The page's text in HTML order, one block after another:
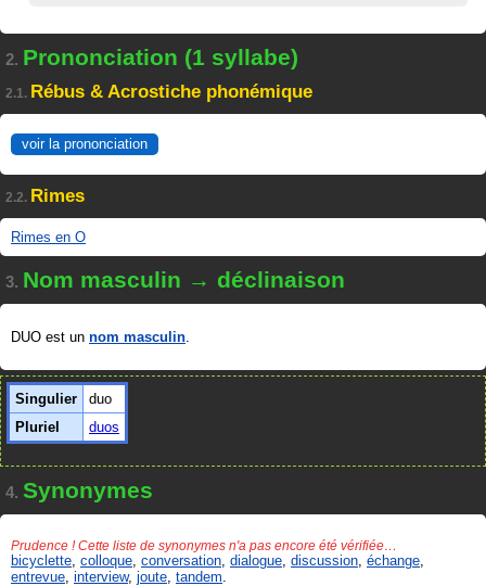
2. Prononciation (1 syllabe)
2.1. Rébus & Acrostiche phonémique
voir la prononciation
2.2. Rimes
Rimes en O
3. Nom masculin → déclinaison
DUO est un nom masculin.
Singulier
duo
Pluriel
duos
4. Synonymes
Prudence ! Cette liste de synonymes n'a pas encore été vérifiée…
bicyclette colloque conversation dialogue discussion échange
entrevue interview, joute tandem